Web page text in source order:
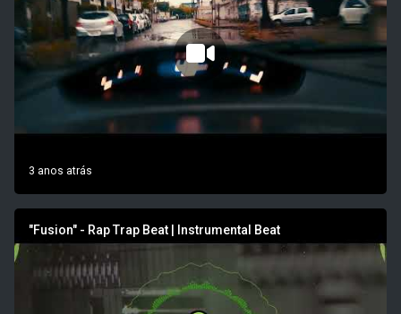
3 anos atrás
"Fusion" - Rap Trap Beat | Instrumental Beat